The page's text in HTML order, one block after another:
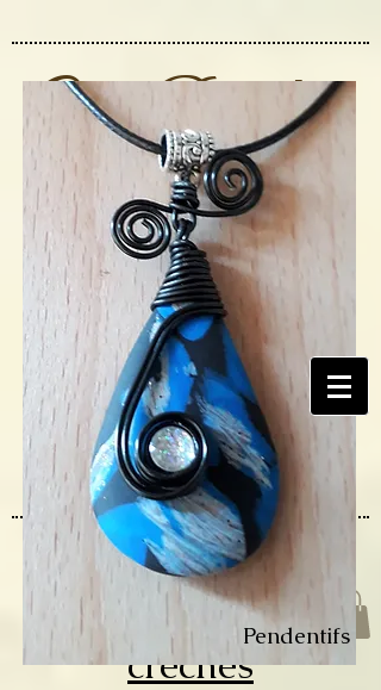
CréAvelin
e
Créatrice de rêves
Bijoux et objets
uniques artisanaux
et
Accessoires de
crèches
Pendentifs